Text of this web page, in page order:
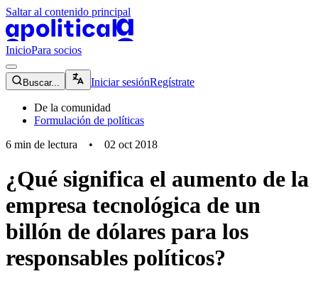
Saltar al contenido principal
apolitical-logo-default
InicioPara socios
magnifying-glass-icon
Buscar... Iniciar sesiónRegístrate
De la comunidad
Formulación de políticas
6 min de lectura • 02 oct 2018
¿Qué significa el aumento de la
empresa tecnológica de un
billón de dólares para los
responsables políticos?